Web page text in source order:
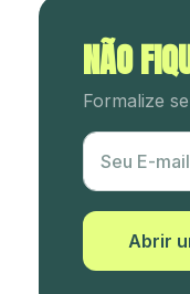
NÃO
Formalize
Utm Content
Seu E-mail
Abrir